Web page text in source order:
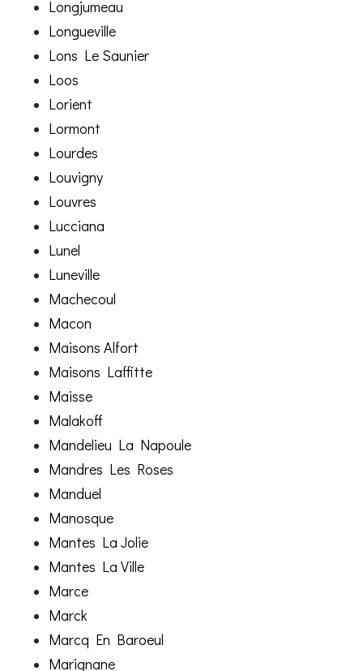
Longjumeau
Longueville
Lons Le Saunier
Loos
Lorient
Lormont
Lourdes
Louvigny
Louvres
Lucciana
Lunel
Luneville
Machecoul
Macon
Maisons Alfort
Maisons Laffitte
Maisse
Malakoff
Mandelieu La Napoule
Mandres Les Roses
Manduel
Manosque
Mantes La Jolie
Mantes La Ville
Marce
Marck
Marcq En Baroeul
Marignane